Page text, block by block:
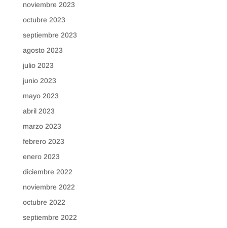
noviembre 2023
octubre 2023
septiembre 2023
agosto 2023
julio 2023
junio 2023
mayo 2023
abril 2023
marzo 2023
febrero 2023
enero 2023
diciembre 2022
noviembre 2022
octubre 2022
septiembre 2022